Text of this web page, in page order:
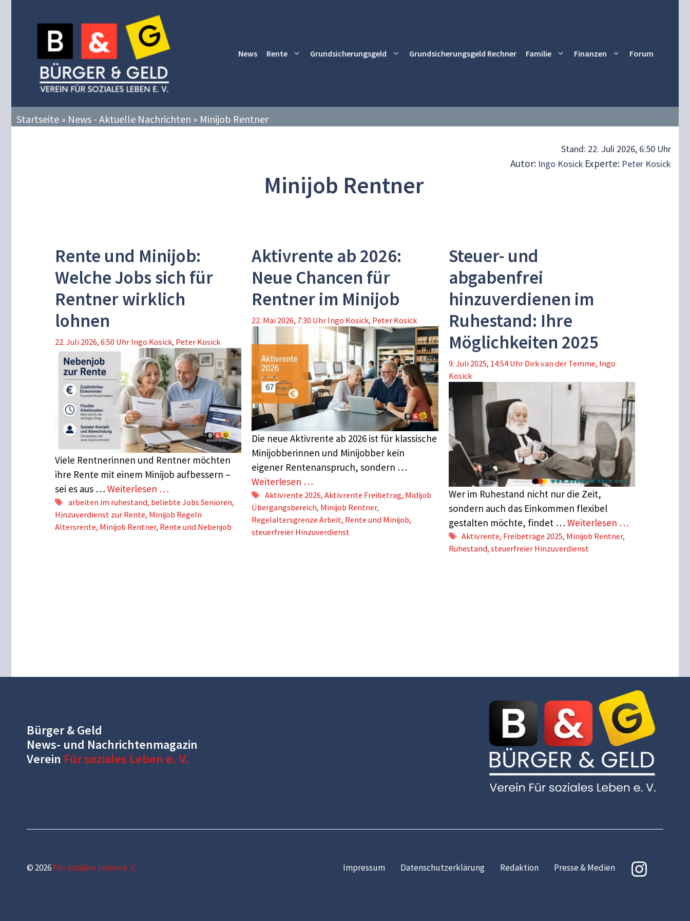
News Rente Grundsicherungsgeld Grundsicherungsgeld Rechner Familie Finanzen Forum
Startseite » News - Aktuelle Nachrichten » Minijob Rentner
Stand: 22. Juli 2026, 6:50 Uhr
Autor: Ingo Kosick Experte: Peter Kosick
Minijob Rentner
Rente und Minijob:
Welche Jobs sich für
Rentner wirklich
lohnen
22. Juli 2026, 6:50 Uhr Ingo Kosick, Peter Kosick
Viele Rentnerinnen und Rentner möchten
ihre Rente mit einem Minijob aufbessern –
sei es aus … Weiterlesen …
Schlagwörter
arbeiten im ruhestand, beliebte Jobs Senioren,
Hinzuverdienst zur Rente, Minijob Regeln
Altersrente, Minijob Rentner, Rente und Nebenjob
Aktivrente ab 2026:
Neue Chancen für
Rentner im Minijob
22. Mai 2026, 7:30 Uhr Ingo Kosick, Peter Kosick
Die neue Aktivrente ab 2026 ist für klassische
Minijobberinnen und Minijobber kein
eigener Rentenanspruch, sondern …
Weiterlesen …
Schlagwörter
Aktivrente 2026,Aktivrente Freibetrag, Midijob
Übergangsbereich, Minijob Rentner,
Regelaltersgrenze Arbeit, Rente und Minijob,
steuerfreier Hinzuverdienst
Steuer- und
abgabenfrei
hinzuverdienen im
Ruhestand: Ihre
Möglichkeiten 2025
9. Juli 2025, 14:54 Uhr Dirk van der Temme, Ingo
Kosick
Wer im Ruhestand nicht nur die Zeit,
sondern auch das Einkommen flexibel
gestalten möchte, findet … Weiterlesen …
Schlagwörter
Aktivrente, Freibeträge 2025, Minijob Rentner,
Ruhestand, steuerfreier Hinzuverdienst
Bürger & Geld
News- und Nachrichtenmagazin
Verein Für soziales Leben e. V.
© 2026Für soziales Leben e. V. Impressum Datenschutzerklärung Redaktion Presse & Medien